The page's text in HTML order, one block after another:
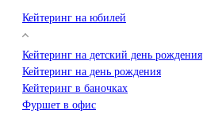
Кейтеринг на юбилей
Кейтеринг на детский день рождения
Кейтеринг на день рождения
Кейтеринг в баночках
Фуршет в офис